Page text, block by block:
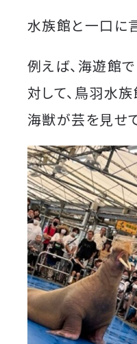
水族館と一口に
例えば、海遊館
対して、鳥羽水
海獣が芸を見せて